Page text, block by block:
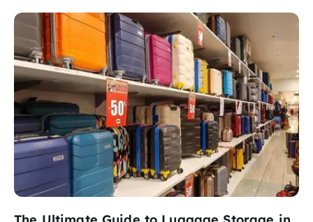
guggenheim outing at a lower pr...